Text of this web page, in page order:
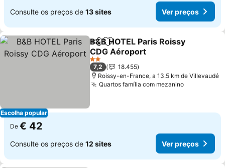
Consulte os preços de 13 sites Ver preços
Escolha popular
PartilharAdicionar aos favoritos
B&B HOTEL Paris Roissy
CDG Aéroport
2 Estrelas
7,2
18.455
Roissy-en-France, a 13.5 km de Villevaudé
Quartos família com mezanino
De € 42
Consulte os preços de 12 sites Ver preços